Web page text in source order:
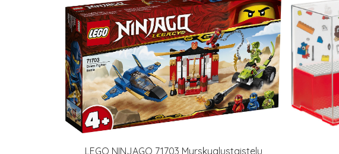
LEGO NINJAGO 71703 Myrskyalustaistelu